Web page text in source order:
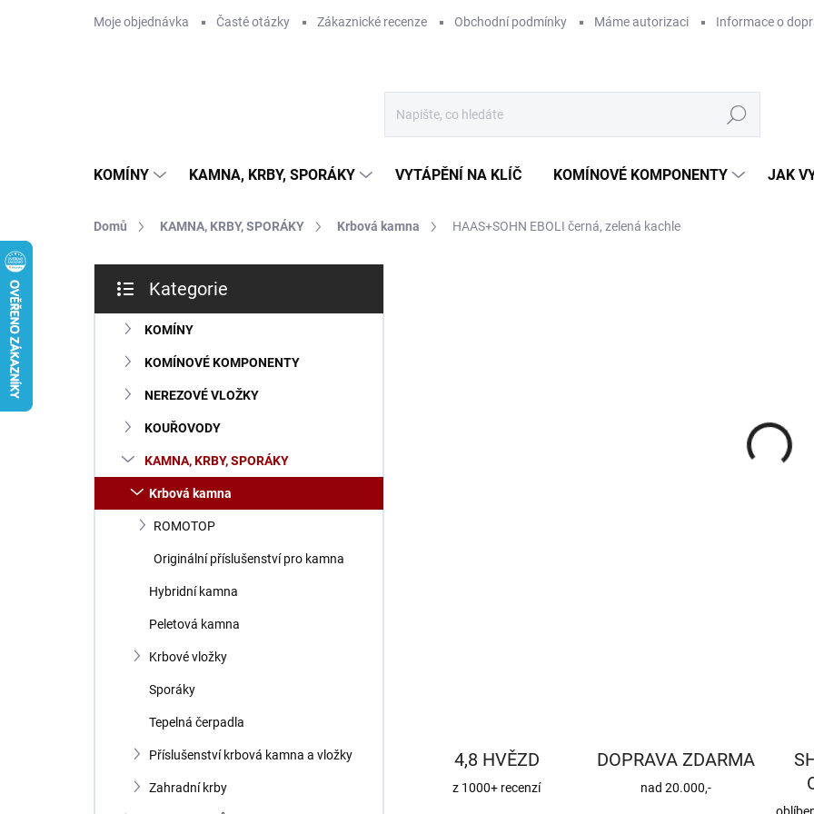
Moje objednávka Časté otázky Zákaznické recenze Obchodní podmínky Máme autorizaci Informace o
Hledat
KOMÍNY KAMNA, KRBY, SPORÁKY VYTÁPĚNÍ NA KLÍČ KOMÍNOVÉ KOMPONENTY JAK
Domů KAMNA, KRBY, SPORÁKY Krbová kamna HAAS+SOHN EBOLI černá, zelená kachle
s
a
e
kategorie
Kategorie
KOMÍNY
KOMÍNOVÉ KOMPONENTY
NEREZOVÉ VLOŽKY
KOUŘOVODY
KAMNA, KRBY, SPORÁKY
Krbová kamna
ROMOTOP
Originální příslušenství pro kamna
Hybridní kamna
Peletová kamna
Krbové vložky
Sporáky
Tepelná čerpadla
Příslušenství krbová kamna a vložky
Zahradní krby
4,8 HVĚZD
z 1000+ recenzí
DOPRAVA ZDARMA
nad 20.000,-